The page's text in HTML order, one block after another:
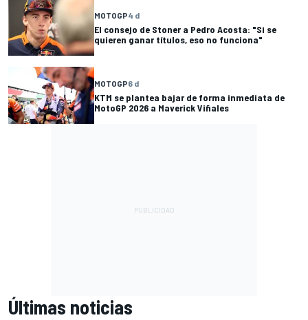
MOTOGP4 d
El consejo de Stoner a Pedro Acosta: "Si se
quieren ganar títulos, eso no funciona"
MOTOGP6 d
KTM se plantea bajar de forma inmediata de
MotoGP 2026 a Maverick Viñales
Últimas noticias